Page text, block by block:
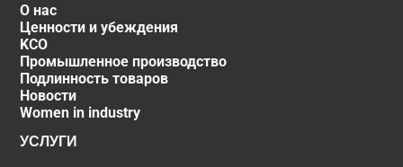
О нас
Ценности и убеждения
KCO
Промышленное производство
Подлинность товаров
Новости
Women in industry
УСЛУГИ